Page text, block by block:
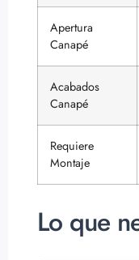
Apertura
Canapé
Acabados
Canapé
Requiere
Montaje
Lo que